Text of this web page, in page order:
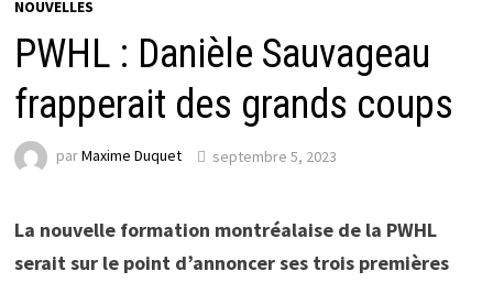
NOUVELLES
PWHL : Danièle Sauvageau
frapperait des grands coups
parMaxime Duquet septembre 5, 2023
La nouvelle formation montréalaise de la PWHL
serait sur le point d’annoncer ses trois premières